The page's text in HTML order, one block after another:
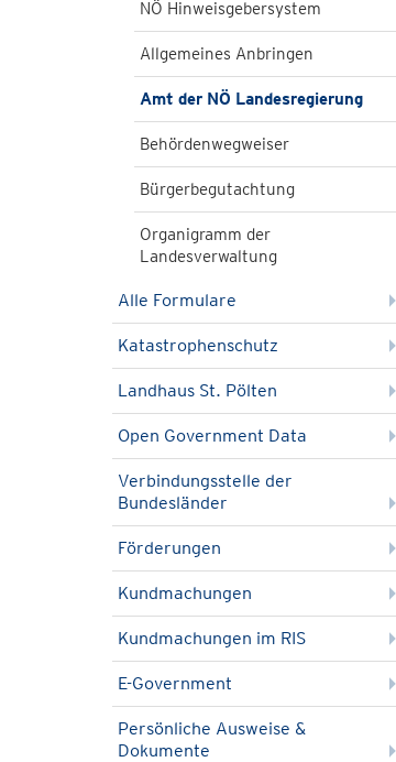
NÖ Hinweisgebersystem
Allgemeines Anbringen
Amt der NÖ Landesregierung
Behördenwegweiser
Bürgerbegutachtung
Organigramm der
Landesverwaltung
Alle Formulare
Katastrophenschutz
Landhaus St. Pölten
Open Government Data
Verbindungsstelle der
Bundesländer
Förderungen
Kundmachungen
Kundmachungen im RIS
E-Government
Persönliche Ausweise &
Dokumente